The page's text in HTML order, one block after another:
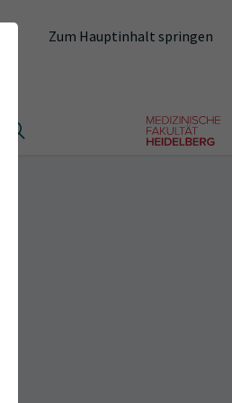
Zum Hauptinhalt springen